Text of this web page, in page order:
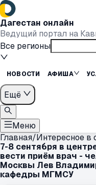
Дагестан онлайн
Ведущий портал на
Все регионы
НОВОСТИ АФИША
Ещё
Меню
Главная/Интересное в
7-8 сентября в
вести приём врач -
Москвы Лев
кафедры МГМСУ